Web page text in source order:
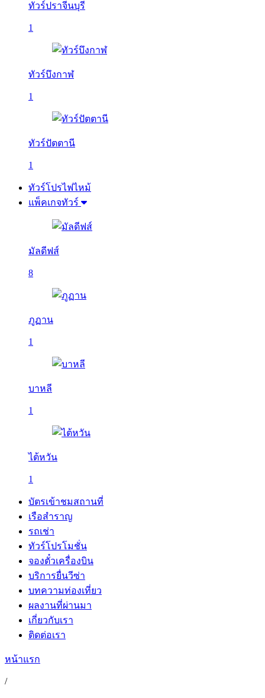
ทัวร์ปราจีนบุรี
1
ทัวร์บึงกาฬ
1
ทัวร์ปัตตานี
1
ทัวร์โปรไฟไหม้
แพ็คเกจทัวร์
มัลดีฟส์
8
ภูฏาน
1
บาหลี
1
ไต้หวัน
1
บัตรเข้าชมสถานที่
เรือสำราญ
รถเช่า
ทัวร์โปรโมชั่น
จองตั๋วเครื่องบิน
บริการยื่นวีซ่า
บทความท่องเที่ยว
ผลงานที่ผ่านมา
เกี่ยวกับเรา
ติดต่อเรา
หน้าแรก
/